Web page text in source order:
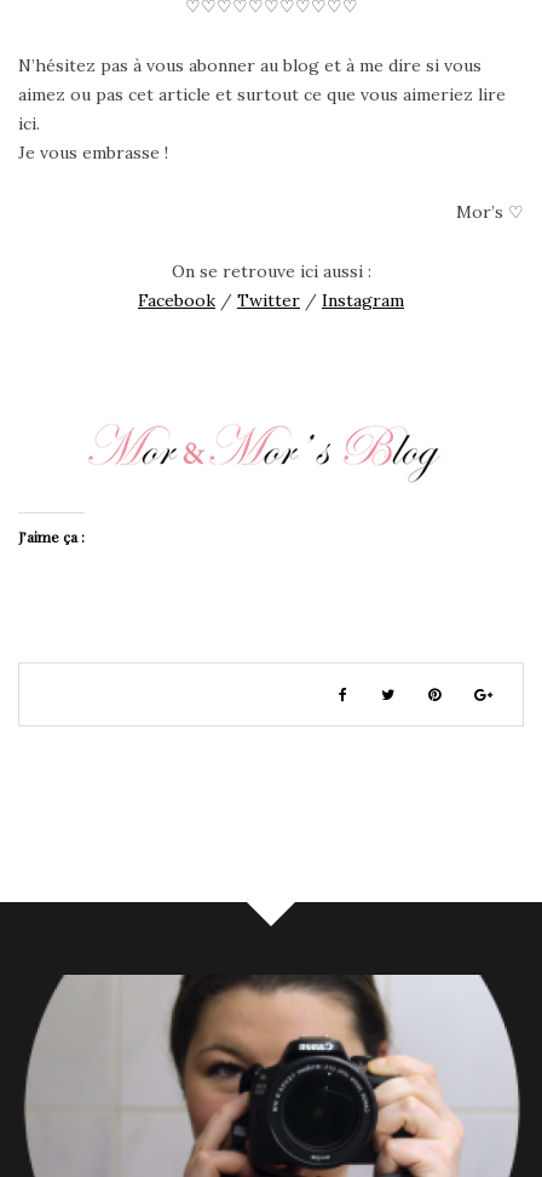
♡♡♡♡♡♡♡♡♡♡♡
N’hésitez pas à vous abonner au blog et à me dire si vous
aimez ou pas cet article et surtout ce que vous aimeriez lire
ici.
Je vous embrasse !
Mor’s ♡
On se retrouve ici aussi :
Facebook / Twitter / Instagram
J’aime ça :